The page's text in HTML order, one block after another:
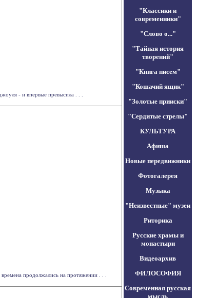
- и впервые превысила . . .
продолжались на протяжении . . .
"Классики и
современники"
"Слово о..."
"Тайная история
творений"
"Книга писем"
"Кошачий ящик"
"Золотые прииски"
"Сердитые стрелы"
КУЛЬТУРА
Афиша
Новые передвижники
Фотогалерея
Музыка
"Неизвестные" музеи
Риторика
Русские храмы и
монастыри
Видеоархив
ФИЛОСОФИЯ
Современная русская
мысль